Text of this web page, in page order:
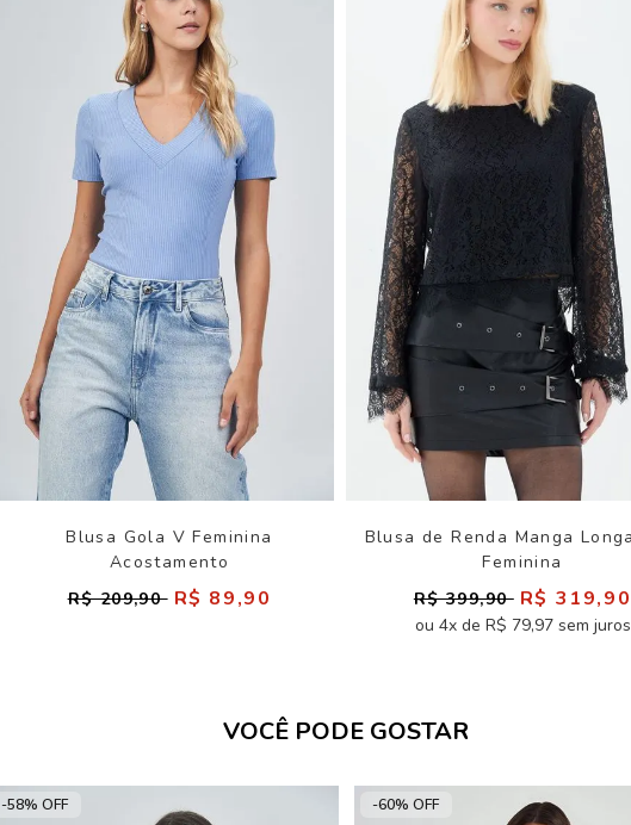
Blusa Gola V Feminina
Acostamento
R$ 209,90 R$ 89,90
Blusa de Renda Manga
Feminina
R$ 399,90 R$ 319,90
ou 4x de R$ 79,97 sem juros
VOCÊ PODE GOSTAR
-58% OFF -60% OFF